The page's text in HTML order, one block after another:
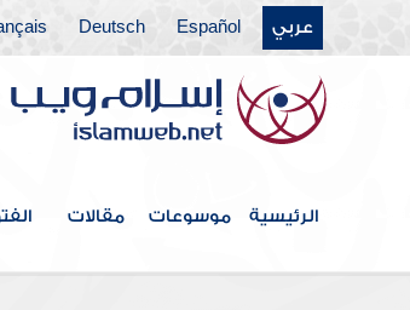
عربي Español
Deutsch
الرئيسية موسوعات مقالات